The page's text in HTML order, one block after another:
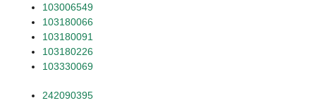
103006549
103180066
103180091
103180226
103330069
242090395